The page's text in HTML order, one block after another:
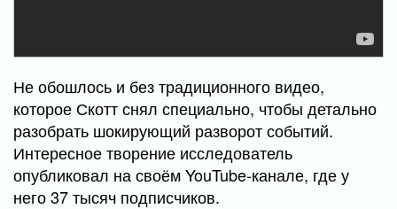
Не обошлось и без традиционного видео,
которое Скотт снял специально, чтобы детально
разобрать шокирующий разворот событий.
Интересное творение исследователь
опубликовал на своём YouTube-канале, где у
него 37 тысяч подписчиков.